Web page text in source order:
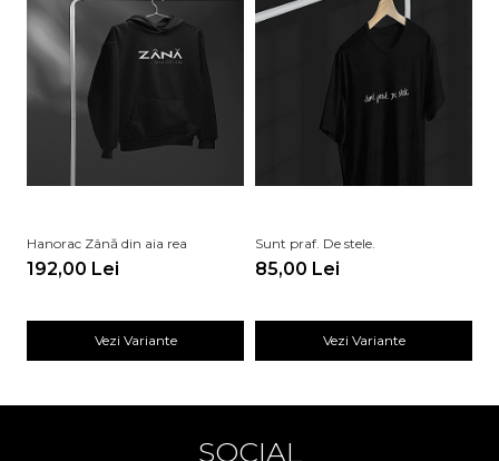
Hanorac Zână din aia rea
192,00 Lei
Vezi Variante
Sunt praf. De stele.
85,00 Lei
Vezi Variante
SOCIAL